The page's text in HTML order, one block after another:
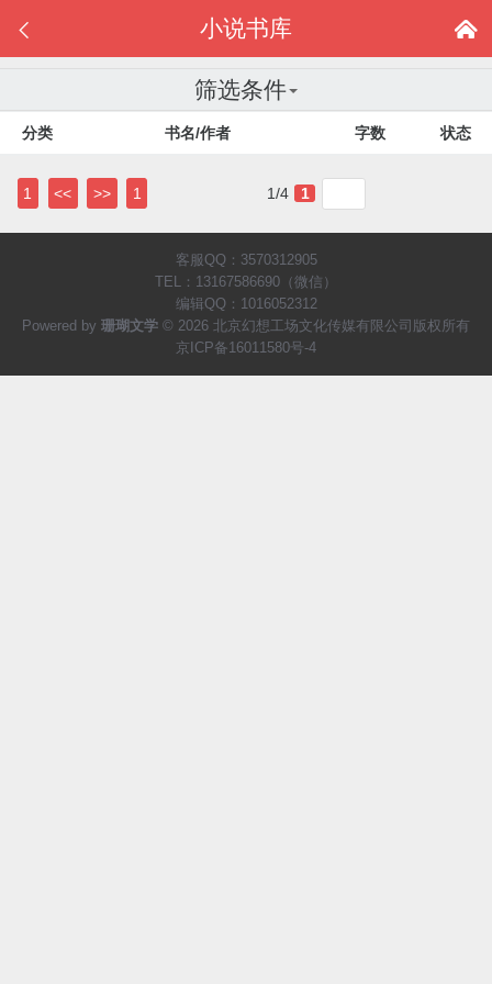
 
小说书库
筛选条件
分类 书名/作者 字数 状态
1/4
1 << 1
>> 1
客服QQ：3570312905
TEL：13167586690（微信）
编辑QQ：1016052312
Powered by 珊瑚文学 © 2026 北京幻想工场文化传媒有限公司版权所有
京ICP备16011580号-4